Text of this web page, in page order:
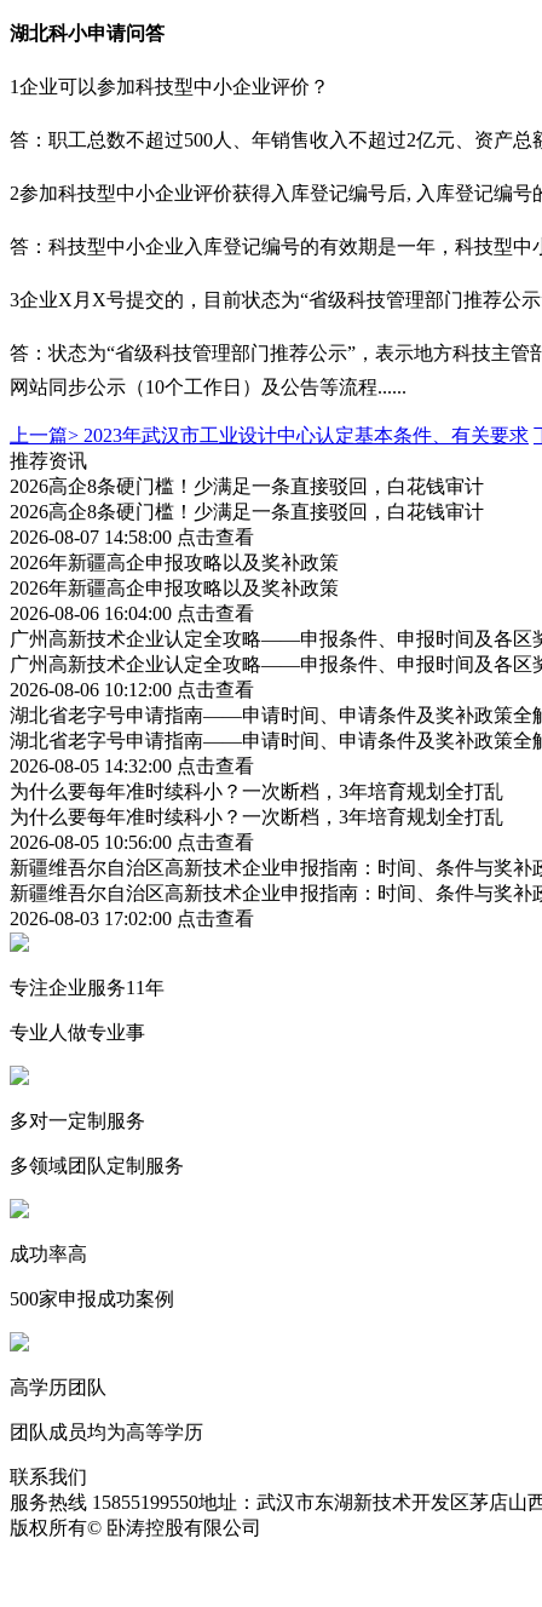
湖北科小申请问答
1企业可以参加科技型中小企业评价？
答：职工总数不超过500人、年销售收入不超过2亿元、资产总
2参加科技型中小企业评价获得入库登记编号后, 入库登记编号
答：科技型中小企业入库登记编号的有效期是一年，科技型
3企业X 月 X号提交的，目前状态为“省级科技管理部门推荐公
答：状态为“省级科技管理部门推荐公示”，表示地方科技主
网站同步公示（10个工作日）及公告等流程......
上一篇> 2023年武汉市工业设计中心认定基本条件、有关要求
推荐资讯
2026高企8条硬门槛！少满足一条直接驳回，白花钱审计
2026高企8条硬门槛！少满足一条直接驳回，白花钱审计
2026-08-07 14:58:00 点击查看
2026年新疆高企申报攻略以及奖补政策
2026年新疆高企申报攻略以及奖补政策
2026-08-06 16:04:00 点击查看
广州高新技术企业认定全攻略——申报条件、申报时间及各区
广州高新技术企业认定全攻略——申报条件、申报时间及各区
2026-08-06 10:12:00 点击查看
湖北省老字号申请指南——申请时间、申请条件及奖补政策全
湖北省老字号申请指南——申请时间、申请条件及奖补政策全
2026-08-05 14:32:00 点击查看
为什么要每年准时续科小？一次断档，3年培育规划全打乱
为什么要每年准时续科小？一次断档，3年培育规划全打乱
2026-08-05 10:56:00 点击查看
新疆维吾尔自治区高新技术企业申报指南：时间、条件与奖补
新疆维吾尔自治区高新技术企业申报指南：时间、条件与奖补
2026-08-03 17:02:00 点击查看
专注企业服务11年
专业人做专业事
多对一定制服务
多领域团队定制服务
成功率高
500家申报成功案例
高学历团队
团队成员均为高等学历
联系我们
服务热线 15855199550地址：武汉市东湖新技术开发区茅店山
版权所有© 卧涛控股有限公司